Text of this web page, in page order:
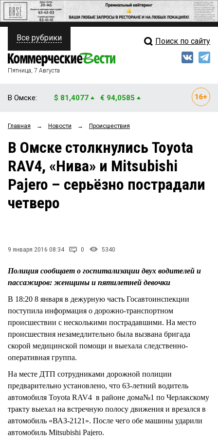
ПОЛИТИКА
ФИНАНСЫ
ОБЩЕСТВО
ЗАКОН
НОВОСТИ КОМПАНИЙ
Свежий выпуск
Мнения
Рейтинги
Блоги
Архив
Все рубрики Поиск по сайту
Пятница, 7 Августа
В Омске: $ 81,4077 € 94,0585
Главная → Новости → Происшествия
В Омске столкнулись Toyota
RAV4, «Нива» и Mitsubishi
Pajero – серьёзно пострадали
четверо
9 января 2016 08:34 0 5340
Полиция сообщает о госпитализации двух водителей и
пассажиров: женщины и пятилетней девочки
В 18:20 8 января в дежурную часть Госавтоинспекции
поступила информация о дорожно-транспортном
происшествии с несколькими пострадавшими. На место
происшествия незамедлительно была вызвана бригада
скорой медицинской помощи и выехала следственно-
оперативная группа.
На месте ДТП сотрудниками дорожной полиции
предварительно установлено, что 63-летний водитель
автомобиля Toyota RAV4 в районе дома№1 по Черлакскому
тракту выехал на встречную полосу движения и врезался в
автомобиль «ВАЗ-2121». После чего обе машины ударили
автомобиль Mitsubishi Pajero.